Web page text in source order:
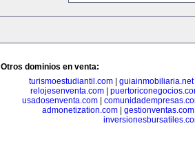
Otros dominios en venta:
turismoestudiantil.com| guiainmobiliaria.net
relojesenventa.com|
usadosenventa.com|
admonetization.com| gestionventas.com